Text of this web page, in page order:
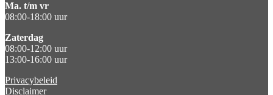
Ma. t/m vr
08:00-18:00 uur
Zaterdag
08:00-12:00 uur
13:00-16:00 uur
Privacybeleid
Disclaimer